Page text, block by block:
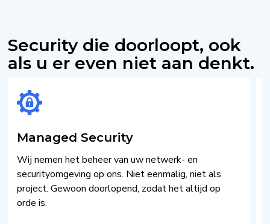
Security die doorloopt, ook
als u er even niet aan denkt.
Managed Security
Wij nemen het beheer van uw netwerk- en
securityomgeving op ons. Niet eenmalig, niet als
project. Gewoon doorlopend, zodat het altijd op
orde is.